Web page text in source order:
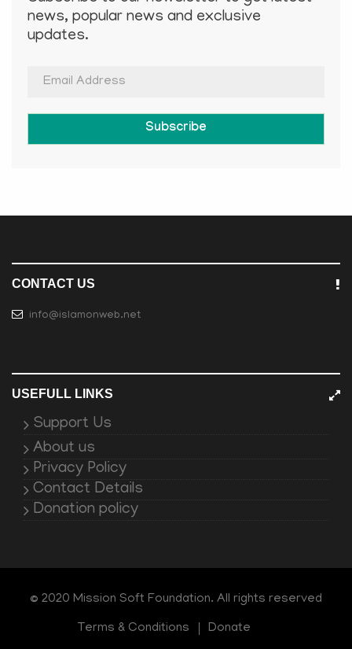
news, popular news and exclusive
updates.
Subscribe
CONTACT US
info@islamonweb.net
USEFULL LINKS
Support Us
About us
Privacy Policy
Contact Details
Donation policy
© 2020 Mission Soft Foundation. All rights reserved
Terms & Conditions Donate